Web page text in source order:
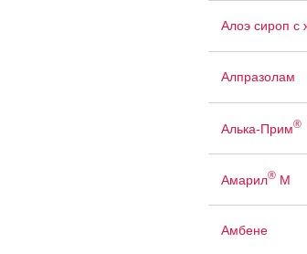
Алоэ сироп с
Алпразолам
Алька-Прим®
Амарил®М
Амбене